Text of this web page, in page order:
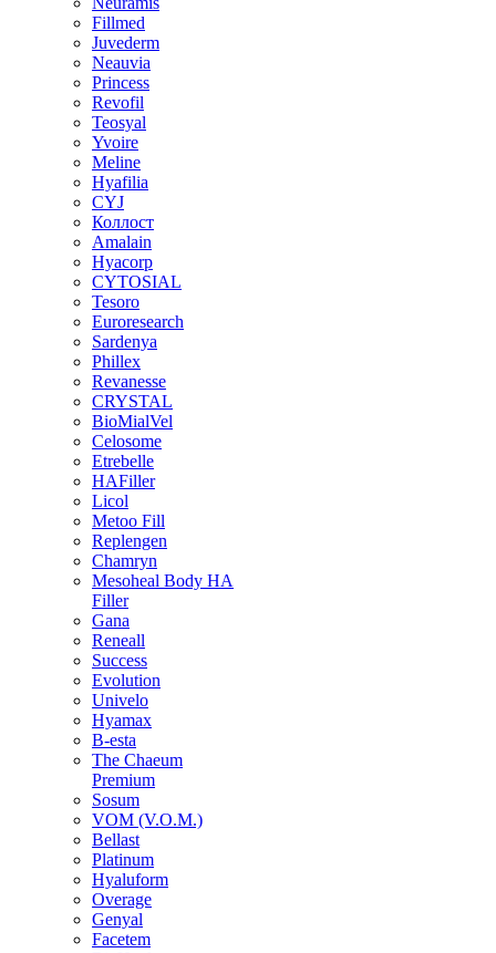
Fillmed
Juvederm
Neauvia
Princess
Revofil
Teosyal
Yvoire
Meline
Hyafilia
CYJ
Коллост
Amalain
Hyacorp
CYTOSIAL
Tesoro
Euroresearch
Sardenya
Phillex
Revanesse
CRYSTAL
BioMialVel
Celosome
Etrebelle
HAFiller
Licol
Metoo Fill
Replengen
Chamryn
Mesoheal Body HA
Filler
Gana
Reneall
Success
Evolution
Univelo
Hyamax
B-esta
The Chaeum
Premium
Sosum
VOM (V.O.M.)
Bellast
Platinum
Hyaluform
Overage
Genyal
Facetem